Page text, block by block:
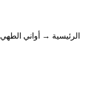
الرئيسية → أواني الطهي